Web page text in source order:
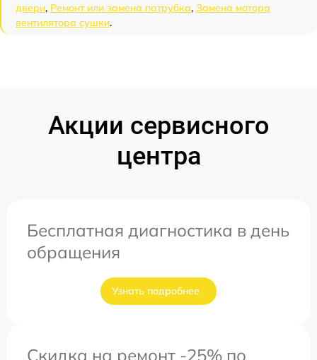
двери, Ремонт или замена патрубка, Замена мотора
вентилятора сушки.
Акции сервисного
центра
Бесплатная диагностика в день
обращения
Узнать подробнее
Скидка на ремонт -25% по